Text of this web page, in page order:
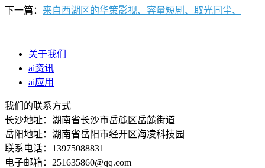
下一篇： 来自西湖区的华策影视、容量短剧、取光同尘、
关于我们
ai资讯
ai应用
我们的联系方式
长沙地址：湖南省长沙市岳麓区岳麓街道
岳阳地址：湖南省岳阳市经开区海凌科技园
联系电话：13975088831
电子邮箱：251635860@qq.com